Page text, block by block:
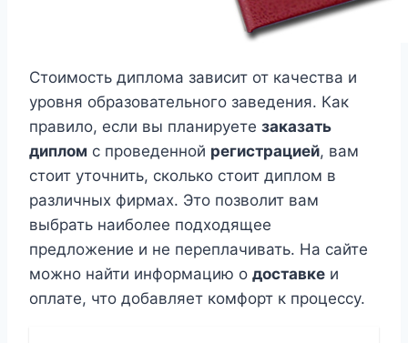
Стоимость диплома зависит от качества и
уровня образовательного заведения. Как
правило, если вы планируете заказать
диплом с проведенной регистрацией, вам
стоит уточнить, сколько стоит диплом в
различных фирмах. Это позволит вам
выбрать наиболее подходящее
предложение и не переплачивать. На сайте
можно найти информацию о доставке и
оплате, что добавляет комфорт к процессу.